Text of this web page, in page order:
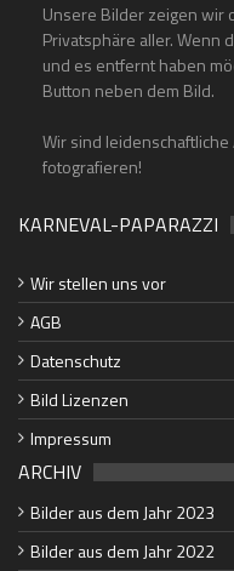
Unsere Bilder zeigen wir
Privatsphäre aller. Wenn
und es entfernt haben
Button neben dem Bild.
Wir sind
fotografieren!
KARNEVAL-PAPARAZZI
Wir stellen uns vor
AGB
Datenschutz
Bild Lizenzen
Impressum
ARCHIV
Bilder aus dem Jahr 2023
Bilder aus dem Jahr 2022